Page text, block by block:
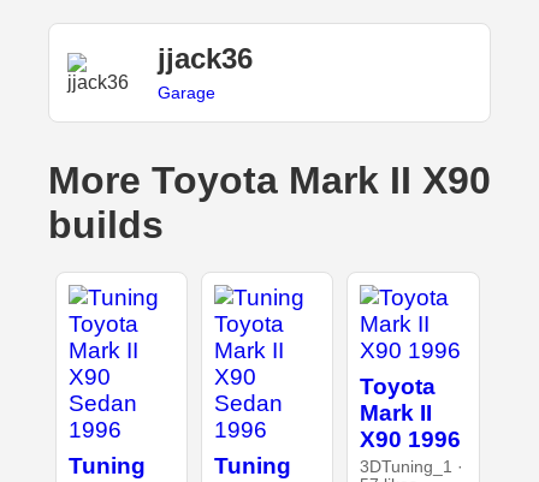
jjack36
Garage
More Toyota Mark II X90
builds
Tuning
Tuning
Toyota
Mark II
X90 1996
3DTuning_1 ·